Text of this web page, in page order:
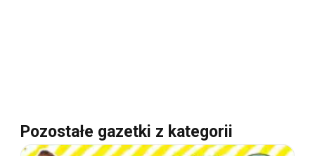
Pozostałe gazetki z kategorii